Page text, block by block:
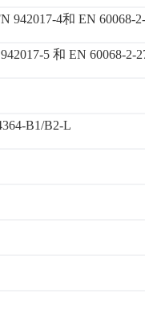
942017-4和 EN 60068-
5 和 EN 60068-2-
B1/B2-L